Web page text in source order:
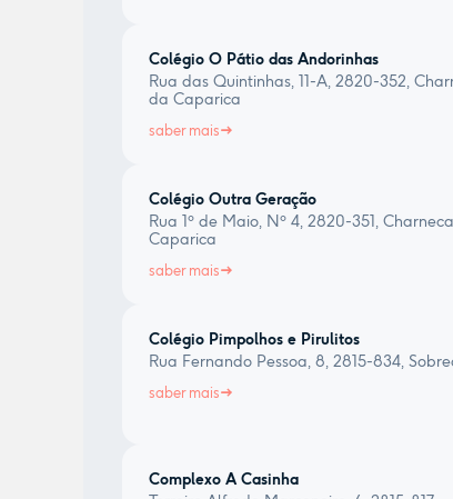
Colégio O Pátio das Andorinhas
Rua das Quintinhas, 11-A, 2820-352,
da Caparica
saber mais
Colégio Outra Geração
Rua 1º de Maio, Nº 4, 2820-351,
Caparica
saber mais
Colégio Pimpolhos e Pirulitos
Rua Fernando Pessoa, 8, 2815-834,
saber mais
Complexo A Casinha